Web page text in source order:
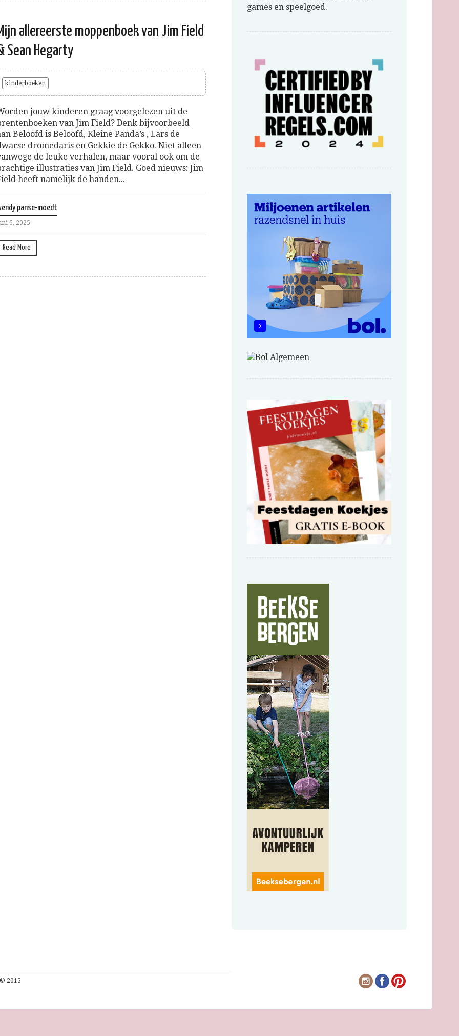
allereerste moppenboek van Jim Field
Sean Hegarty
kinderboeken
jouw kinderen graag voorgelezen uit de
van Jim Field? Denk bijvoorbeeld
Beloofd is Beloofd, Kleine Panda’s , Lars de
dromedaris en Gekkie de Gekko. Niet alleen
de leuke verhalen, maar vooral ook om de
illustraties van Jim Field. Goed nieuws: Jim
heeft namelijk de handen...
panse-moedt
6, 2025
Read More
games en speelgoed.
2015